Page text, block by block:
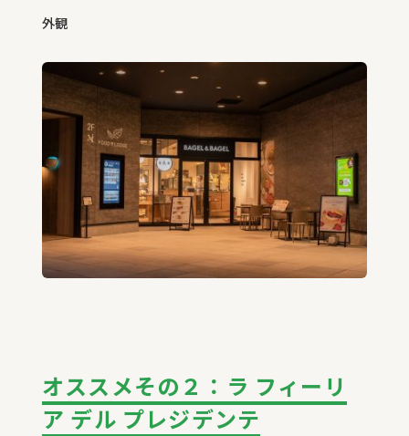
外観
オススメその２：ラ フィーリ
ア デル プレジデンテ